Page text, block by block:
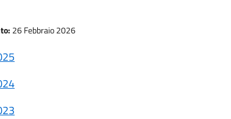
26 Febbraio 2026